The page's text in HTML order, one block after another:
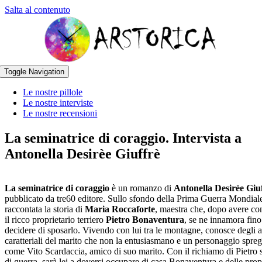
Salta al contenuto
Toggle Navigation
Le nostre pillole
Le nostre interviste
Le nostre recensioni
La seminatrice di coraggio. Intervista a
Antonella Desirèe Giuffrè
La seminatrice di coraggio è un romanzo di Antonella Desirèe
pubblicato da tre60 editore. Sullo sfondo della Prima Guerra
raccontata la storia di Maria Roccaforte, maestra che, dopo avere
il ricco proprietario terriero Pietro Bonaventura, se ne innamora
decidere di sposarlo. Vivendo con lui tra le montagne, conosce degli
caratteriali del marito che non la entusiasmano e un personaggio
come Vito Scardaccia, amico di suo marito. Con il richiamo di Pietro